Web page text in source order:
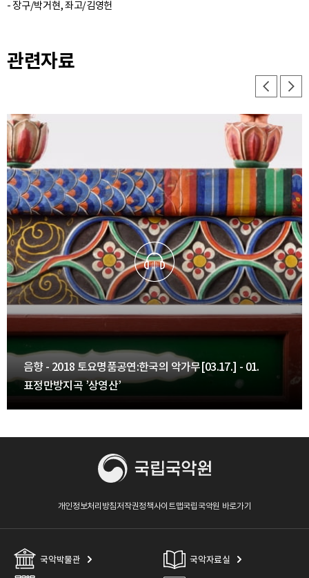
관련자료
음향 - 2018 토요명품공연:한국의 악가무[03.17.] - 01.
표정만방지곡 ’상영산’
개인정보처리방침저작권정책사이트맵국립국악원 바로가기
국악박물관 국악자료실